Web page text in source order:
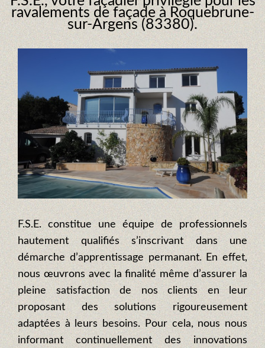
ravalements de façade à Roquebrune-
sur-Argens (83380).
F.S.E. constitue une équipe de professionnels
hautement qualifiés s’inscrivant dans une
démarche d’apprentissage permanant. En effet,
nous œuvrons avec la finalité même d’assurer la
pleine satisfaction de nos clients en leur
proposant des solutions rigoureusement
adaptées à leurs besoins. Pour cela, nous nous
informant continuellement des innovations